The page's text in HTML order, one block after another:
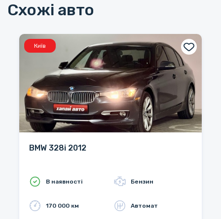
Схожі авто
Київ
BMW 328i 2012
В наявності Бензин
170 000 км Автомат